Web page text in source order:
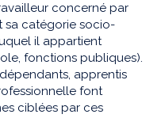
concerné par
sa catégorie socio-
il appartient
fonctions publiques).
apprentis
font
ciblées par ces